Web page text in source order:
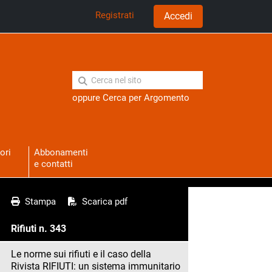
Registrati Accedi
oppure Cerca per Argomento
Abbonamenti
e contatti
Stampa Scarica pdf
Rifiuti n. 343
Le norme sui rifiuti e il caso della
Rivista RIFIUTI: un sistema immunitario